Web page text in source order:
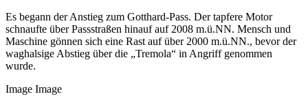
Es begann der Anstieg zum Gotthard-Pass. Der tapfere Motor
schnaufte über Passstraßen hinauf auf 2008 m.ü.NN. Mensch und
Maschine gönnen sich eine Rast auf über 2000 m.ü.NN., bevor der
waghalsige Abstieg über die „Tremola“ in Angriff genommen
wurde.
Image Image